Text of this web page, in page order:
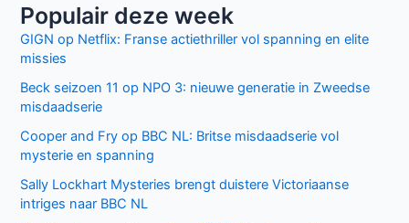
Populair deze week
GIGN op Netflix: Franse actiethriller vol spanning en elite
missies
Beck seizoen 11 op NPO 3: nieuwe generatie in Zweedse
misdaadserie
Cooper and Fry op BBC NL: Britse misdaadserie vol
mysterie en spanning
Sally Lockhart Mysteries brengt duistere Victoriaanse
intriges naar BBC NL